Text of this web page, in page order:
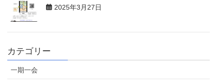
2025年3月27日
カテゴリー
一期一会